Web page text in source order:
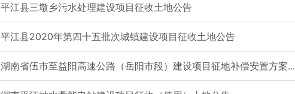
平江县三墩乡污水处理建设项目征收土地公告
平江县2020年第四十五批次城镇建设项目征收土地公告
湖南省伍市至益阳高速公路（岳阳市段）建设项目征地补偿安置方案...